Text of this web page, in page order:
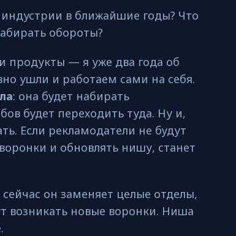
в ближайшие годы? Что
обороты?
продукты — я уже два года об
ушли и работаем сами на себя.
: она будет набирать
будет переходить туда. Ну и,
Если рекламодатели не будут
и обновлять нишу, станет
сейчас он заменяет целые отделы,
возникать новые воронки. Ниша